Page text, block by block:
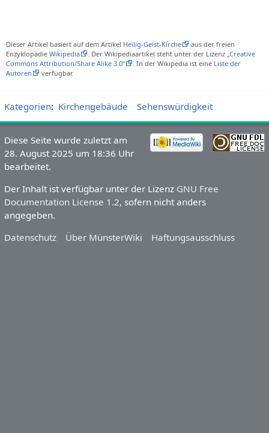
Dieser Artikel basiert auf dem Artikel Heilig-Geist-Kirche
aus der freien
Enzyklopädie Wikipedia . Der Wikipediaartikel steht unter der Lizenz „Creative
Commons Attribution/Share Alike 3.0“
. In der Wikipedia ist eine Liste der
Autoren
verfügbar.
Kategorien: Kirchengebäude Sehenswürdigkeit
Diese Seite wurde zuletzt am
28. August 2025 um 18:36 Uhr
bearbeitet.
Der Inhalt ist verfügbar unter der Lizenz GNU Free
Documentation License 1.2, sofern nicht anders
angegeben.
Datenschutz
Über MünsterWiki Haftungsausschluss